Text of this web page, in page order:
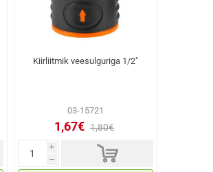
Kiirliitmik veesulguriga 1/2"
03-15721
1,67€ 1,80€
i
h d